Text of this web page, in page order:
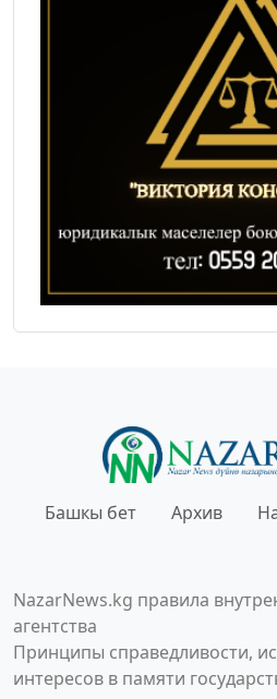
Башкы бет Архив
NazarNews.kg правила
агентства
Принципы справедливости,
интересов в памяти